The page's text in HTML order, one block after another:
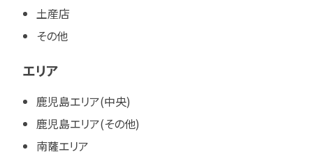
土産店
その他
エリア
鹿児島エリア(中央)
鹿児島エリア(その他)
南薩エリア